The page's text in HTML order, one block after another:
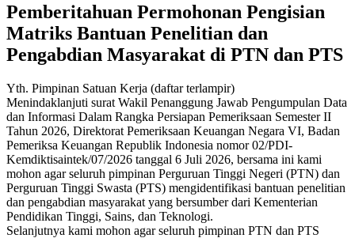
Pemberitahuan Permohonan Pengisian
Matriks Bantuan Penelitian dan
Pengabdian Masyarakat di PTN dan PTS
Yth. Pimpinan Satuan Kerja (daftar terlampir)
Menindaklanjuti surat Wakil Penanggung Jawab Pengumpulan Data
dan Informasi Dalam Rangka Persiapan Pemeriksaan Semester II
Tahun 2026, Direktorat Pemeriksaan Keuangan Negara VI, Badan
Pemeriksa Keuangan Republik Indonesia nomor 02/PDI-
Kemdiktisaintek/07/2026 tanggal 6 Juli 2026, bersama ini kami
mohon agar seluruh pimpinan Perguruan Tinggi Negeri (PTN) dan
Perguruan Tinggi Swasta (PTS) mengidentifikasi bantuan penelitian
dan pengabdian masyarakat yang bersumber dari Kementerian
Pendidikan Tinggi, Sains, dan Teknologi.
Selanjutnya kami mohon agar seluruh pimpinan PTN dan PTS